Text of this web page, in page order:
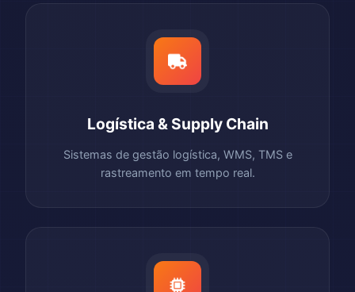
Logística & Supply Chain
Sistemas de gestão logística, WMS, TMS e
rastreamento em tempo real.